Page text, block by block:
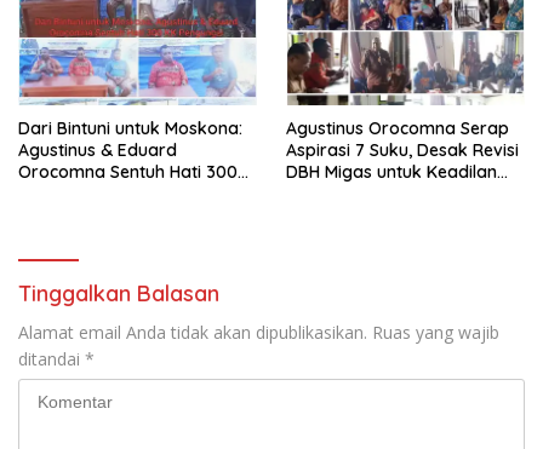
Dari Bintuni untuk Moskona:
Agustinus & Eduard
Orocomna Sentuh Hati 300
Agustinus Orocomna Serap
Aspirasi 7 Suku, Desak Revisi
DBH Migas untuk Keadilan
Tinggalkan Balasan
Alamat email Anda tidak akan dipublikasikan. Ruas yang wajib
ditandai *